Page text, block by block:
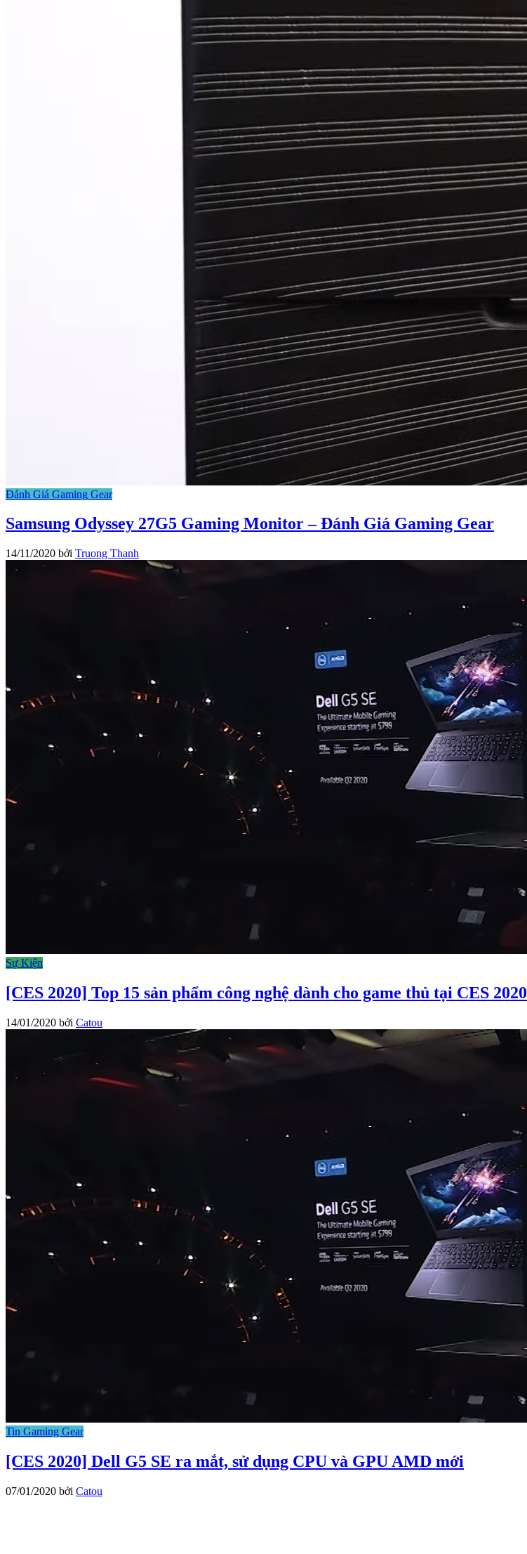
Đánh Giá Gaming Gear
Samsung Odyssey 27G5 Gaming Monitor – Đánh Giá Gaming Gear
14/11/2020 bởi Truong Thanh
Sự Kiện
[CES 2020] Top 15 sản phẩm công nghệ dành cho game thủ tại CES 2020
14/01/2020 bởi Catou
Tin Gaming Gear
[CES 2020] Dell G5 SE ra mắt, sử dụng CPU và GPU AMD mới
07/01/2020 bởi Catou